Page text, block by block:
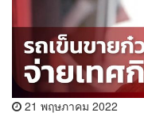
21 พฤษภาคม 2022